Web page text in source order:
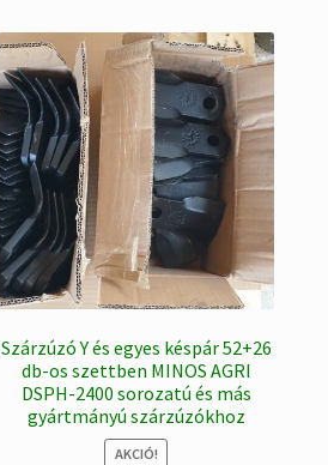
Szárzúzó Y és egyes késpár 52+26
db-os szettben MINOS AGRI
DSPH-2400 sorozatú és más
gyártmányú szárzúzókhoz
AKCIÓ!